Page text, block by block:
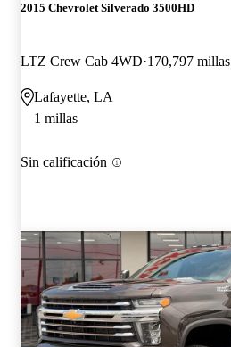
2015 Chevrolet Silverado 3500HD
LTZ Crew Cab 4WD 170,797 millas
Lafayette, LA
1 millas
Sin calificación